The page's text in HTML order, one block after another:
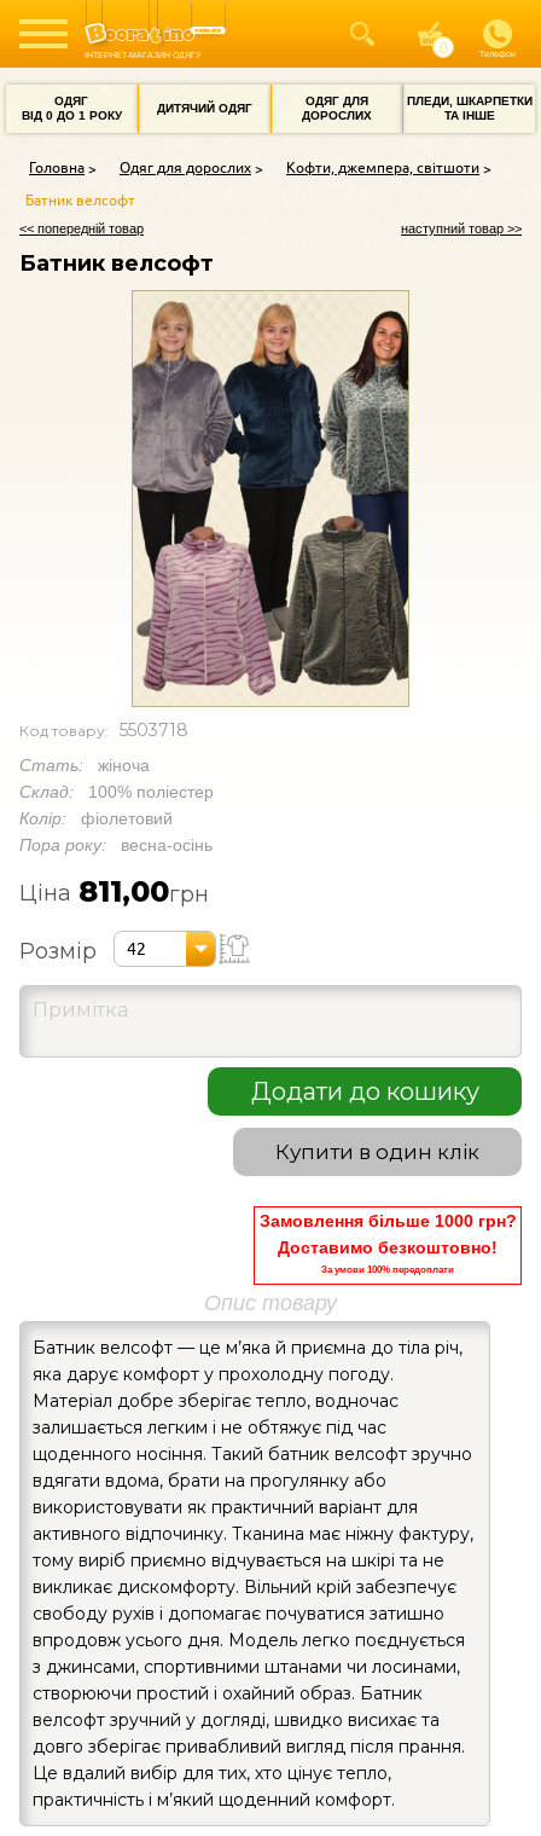
ІНТЕРНЕТ-МАГАЗИН ОДЯГУ Телефон
ОДЯГ
ВІД 0 ДО 1 РОКУ
ДИТЯЧИЙ ОДЯГ
ОДЯГ ДЛЯ
ДОРОСЛИХ
ПЛЕДИ, ШКАРПЕТКИ
ТА ІНШЕ
Головна Одяг для дорослих
Кофти, джемпера, світшоти
Батник велсофт
<< попередній товар наступний товар >>
Батник велсофт
Код товару: 5503718
Стать: жіноча
Склад: 100% поліестер
Колір: фіолетовий
Пора року: весна-осінь
Ціна 811,00грн
Розмір 42
Додати до кошику
Купити в один клік
Замовлення більше 1000 грн?
Доставимо безкоштовно!
За умови 100% передоплати
Опис товару
Батник велсофт — це м’яка й приємна до тіла річ,
яка дарує комфорт у прохолодну погоду.
Матеріал добре зберігає тепло, водночас
залишається легким і не обтяжує під час
щоденного носіння. Такий батник велсофт зручно
вдягати вдома, брати на прогулянку або
використовувати як практичний варіант для
активного відпочинку. Тканина має ніжну фактуру,
тому виріб приємно відчувається на шкірі та не
викликає дискомфорту. Вільний крій забезпечує
свободу рухів і допомагає почуватися затишно
впродовж усього дня. Модель легко поєднується
з джинсами, спортивними штанами чи лосинами,
створюючи простий і охайний образ. Батник
велсофт зручний у догляді, швидко висихає та
довго зберігає привабливий вигляд після прання.
Це вдалий вибір для тих, хто цінує тепло,
практичність і м’який щоденний комфорт.